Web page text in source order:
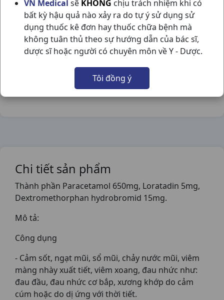
VN Medical sẽ KHÔNG chịu trách nhiệm khi có
bất kỳ hậu quả nào xảy ra do tự ý sử dụng sử
dụng thuốc kê đơn hay thuốc chữa bệnh mà
không tuân thủ theo sự hướng dẫn của bác sĩ,
dược sĩ hoặc người có chuyên môn về Y - Dược.
Tôi đồng ý
NSX:BV pharma
Nhóm hàng:Giảm Đau - Hạ Sốt,
Chia sẻ qua mạng xã hội:
Chi tiết sản phẩm
Thành phần Paracetamol 650mg, Loratadin 5mg,
Dextromethorphan hydrobromid 15mg.
Mô tả:
Công dụng
- Cảm sốt, ngạt mũi, sổ mũi, chảy nước mũi, viêm
màng nhày xuất tiết, viêm xoang, đau nhức như:
đau đầu, đau nhức cơ bắp, xương khớp do cảm
cúm hoặc do dị ứng với thời tiết.